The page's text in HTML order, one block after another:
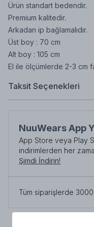
Ürün standart bedendir.
Premium kalitedir.
Arkadan ip bağlamalıdır.
Üst boy : 70 cm
Alt boy : 105 cm
El ile ölçümlerde 2-3 cm
Taksit Seçenekleri
NuuWears App
App Store veya Play
indirimlerden her
Şimdi İndirin!
Tüm siparişlerde